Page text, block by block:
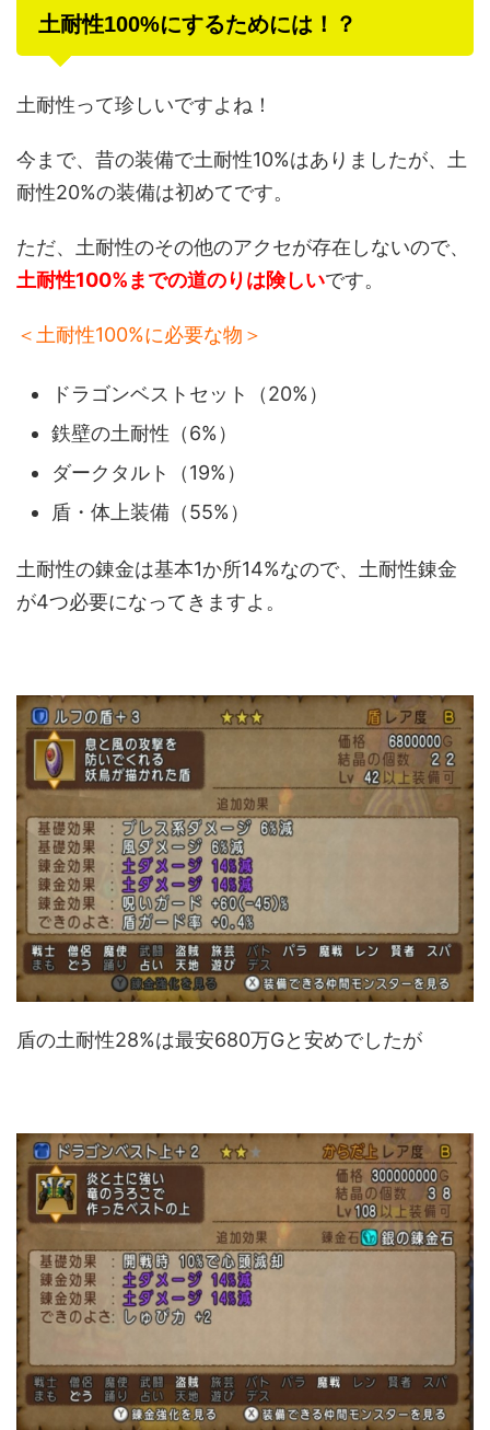
土耐性100%にするためには！？
土耐性って珍しいですよね！
今まで、昔の装備で土耐性10%はありましたが、土
耐性20%の装備は初めてです。
ただ、土耐性のその他のアクセが存在しないので、
土耐性100%までの道のりは険しいです。
＜土耐性100%に必要な物＞
ドラゴンベストセット（20%）
鉄壁の土耐性（6%）
ダークタルト（19%）
盾・体上装備（55%）
土耐性の錬金は基本1か所14%なので、土耐性錬金
が4つ必要になってきますよ。
盾の土耐性28%は最安680万Gと安めでしたが